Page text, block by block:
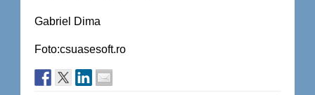
Gabriel Dima
Foto:csuasesoft.ro